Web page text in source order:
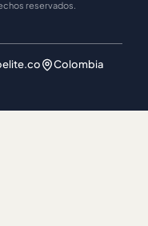
reservados.
Colombia